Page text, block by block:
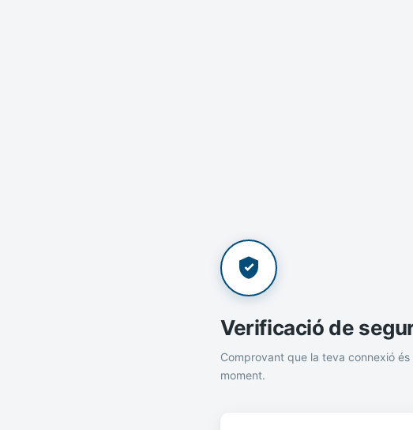
Verificació de
Comprovant que la teva connexió és
moment.